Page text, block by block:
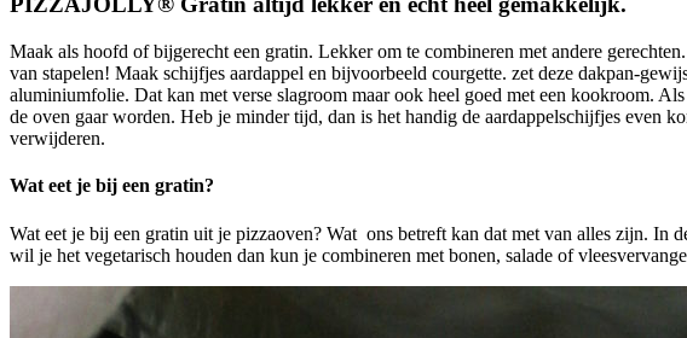
Maak als hoofd of bijgerecht een gratin. Lekker om te combineren met andere
van stapelen! Maak schijfjes aardappel en bijvoorbeeld courgette. zet deze dakpan-
aluminiumfolie. Dat kan met verse slagroom maar ook heel goed met een kookroom.
de oven gaar worden. Heb je minder tijd, dan is het handig de aardappelschijfjes even
verwijderen.
Wat eet je bij een gratin?
Wat eet je bij een gratin uit je pizzaoven? Wat ons betreft kan dat met van alles zijn.
wil je het vegetarisch houden dan kun je combineren met bonen, salade of